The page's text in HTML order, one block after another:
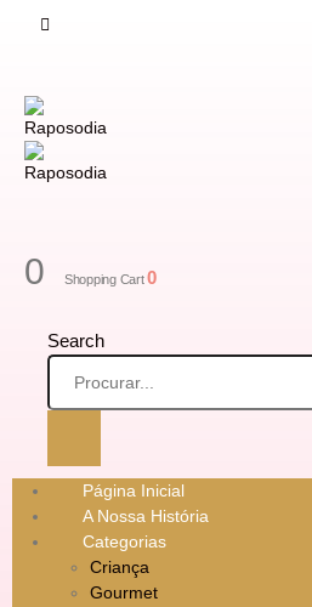
0 Shopping Cart0
Search
Página Inicial
A Nossa História
Categorias
Criança
Gourmet